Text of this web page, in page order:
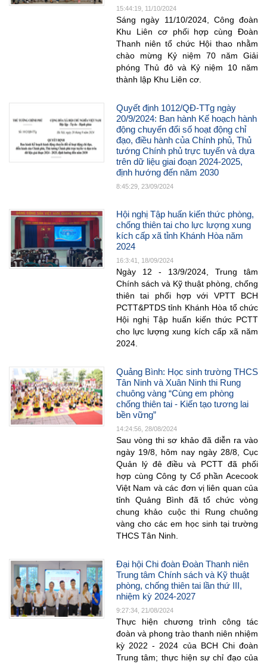
15:44:19, 11/10/2024
Sáng ngày 11/10/2024, Công đoàn
Khu Liên cơ phối hợp cùng Đoàn
Thanh niên tổ chức Hội thao nhằm
chào mừng Kỷ niệm 70 năm Giải
phóng Thủ đô và Kỷ niệm 10 năm
thành lập Khu Liên cơ.
Quyết định 1012/QĐ-TTg ngày
20/9/2024: Ban hành Kế hoạch hành
động chuyển đổi số hoạt động chỉ
đạo, điều hành của Chính phủ, Thủ
tướng Chính phủ trực tuyến và dựa
trên dữ liệu giai đoạn 2024-2025,
định hướng đến năm 2030
8:45:29, 23/09/2024
Hội nghị Tập huấn kiến thức phòng,
chống thiên tai cho lực lượng xung
kích cấp xã tỉnh Khánh Hòa năm
2024
16:3:41, 18/09/2024
Ngày 12 - 13/9/2024, Trung tâm
Chính sách và Kỹ thuật phòng, chống
thiên tai phối hợp với VPTT BCH
PCTT&PTDS tỉnh Khánh Hòa tổ chức
Hội nghị Tập huấn kiến thức PCTT
cho lực lượng xung kích cấp xã năm
2024.
Quảng Bình: Học sinh trường THCS
Tân Ninh và Xuân Ninh thi Rung
chuông vàng “Cùng em phòng
chống thiên tai - Kiến tạo tương lai
bền vững”
14:24:56, 28/08/2024
Sau vòng thi sơ khảo đã diễn ra vào
ngày 19/8, hôm nay ngày 28/8, Cục
Quản lý đê điều và PCTT đã phối
hợp cùng Công ty Cổ phần Acecook
Việt Nam và các đơn vị liên quan của
tỉnh Quảng Bình đã tổ chức vòng
chung khảo cuộc thi Rung chuông
vàng cho các em học sinh tại trường
THCS Tân Ninh.
Đại hội Chi đoàn Đoàn Thanh niên
Trung tâm Chính sách và Kỹ thuật
phòng, chống thiên tai lần thứ III,
nhiệm kỳ 2024-2027
9:27:34, 21/08/2024
Thực hiện chương trình công tác
đoàn và phong trào thanh niên nhiệm
kỳ 2022 - 2024 của BCH Chi đoàn
Trung tâm; thực hiện sự chỉ đạo của